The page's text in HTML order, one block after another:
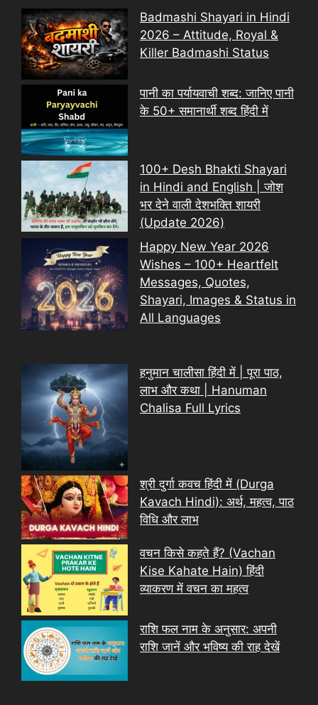
Badmashi Shayari in Hindi
2026 – Attitude, Royal &
Killer Badmashi Status
पानी का पर्यायवाची शब्द: जानिए पानी
के 50+ समानार्थी शब्द हिंदी में
100+ Desh Bhakti Shayari
in Hindi and English | जोश
भर देने वाली देशभक्ति शायरी
(Update 2026)
Happy New Year 2026
Wishes – 100+ Heartfelt
Messages, Quotes,
Shayari, Images & Status in
All Languages
हनुमान चालीसा हिंदी में | पूरा पाठ,
लाभ और कथा | Hanuman
Chalisa Full Lyrics
श्री दुर्गा कवच हिंदी में (Durga
Kavach Hindi): अर्थ, महत्व, पाठ
विधि और लाभ
वचन किसे कहते हैं? (Vachan
Kise Kahate Hain) हिंदी
व्याकरण में वचन का महत्व
राशि फल नाम के अनुसार: अपनी
राशि जानें और भविष्य की राह देखें